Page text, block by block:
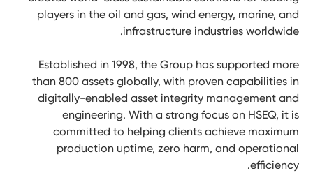
players in the oil and gas, wind energy, marine, and
infrastructure industries worldwide.​
Established in 1998, the Group has supported more
than 800 assets globally, with proven capabilities in
digitally-enabled asset integrity management and
engineering. With a strong focus on HSEQ, it is
committed to helping clients achieve maximum
production uptime, zero harm, and operational
efficiency.​